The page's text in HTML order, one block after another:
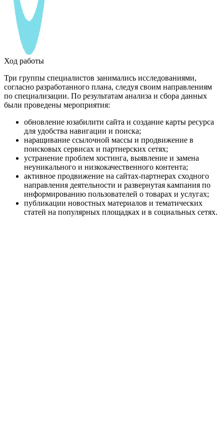
Ход работы
Три группы специалистов занимались исследованиями,
согласно разработанного плана, следуя своим направлениям
по специализации. По результатам анализа и сбора данных
были проведены мероприятия:
обновление юзабилити сайта и создание карты ресурса
для удобства навигации и поиска;
наращивание ссылочной массы и продвижение в
поисковых сервисах и партнерских сетях;
устранение проблем хостинга, выявление и замена
неуникального и низкокачественного контента;
активное продвижение на сайтах-партнерах сходного
направления деятельности и развернутая кампания по
информированию пользователей о товарах и услугах;
публикации новостных материалов и тематических
статей на популярных площадках и в социальных сетях.